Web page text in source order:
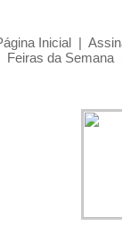
Inicial |
Feiras da Semana